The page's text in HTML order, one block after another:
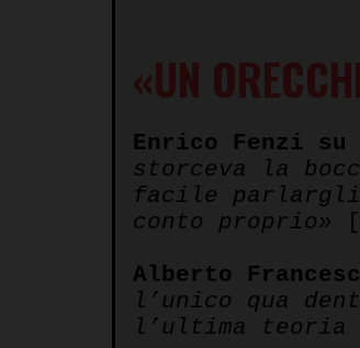
«UN
Enrico Fenzi su
storceva la
facile parlargli
conto proprio»
Alberto
l’unico qua
l’ultima teoria